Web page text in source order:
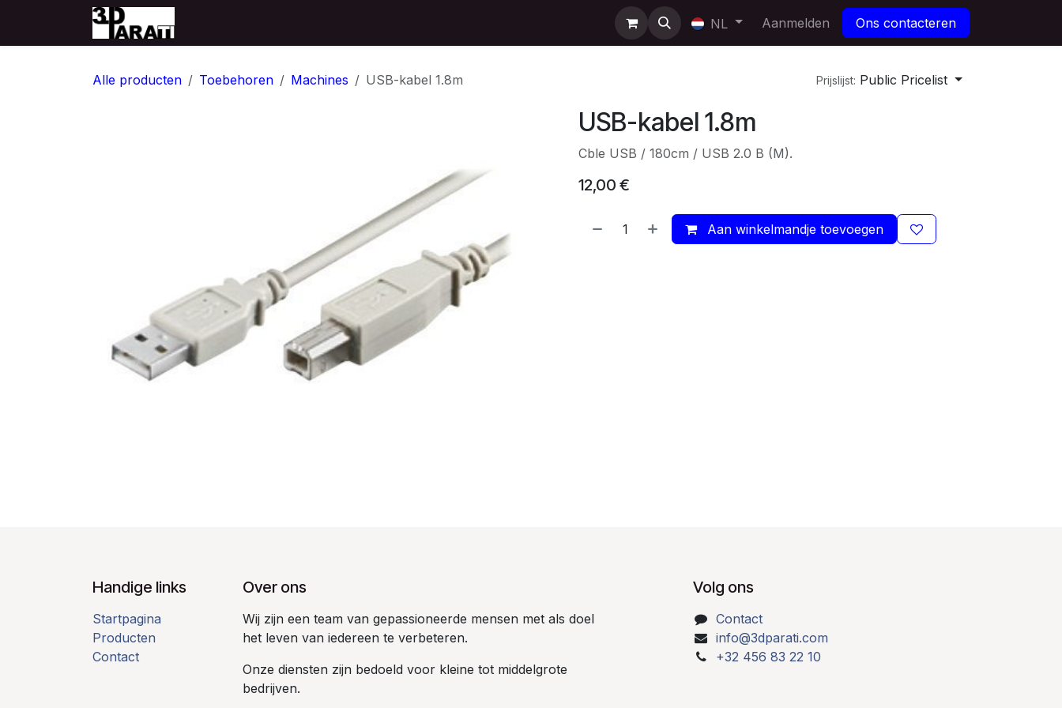
Overslaan naar inhoud
NL Aanmelden Ons contacteren
Alle producten Toebehoren Machines USB-kabel 1.8m Prijslijst: Public Pricelist
USB-kabel 1.8m
Cble USB / 180cm / USB 2.0 B (M).
12,00 €
Aan winkelmandje toevoegen
Handige links
Startpagina
Producten
Contact
Over ons
Wij zijn een team van gepassioneerde mensen met als doel
het leven van iedereen te verbeteren.
Onze diensten zijn bedoeld voor kleine tot middelgrote
bedrijven.
Volg ons
Contact
info@3dparati.com
+32 456 83 22 10